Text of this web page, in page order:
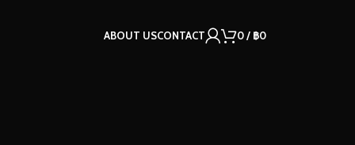
ABOUT USCONTACT 0/ ฿0